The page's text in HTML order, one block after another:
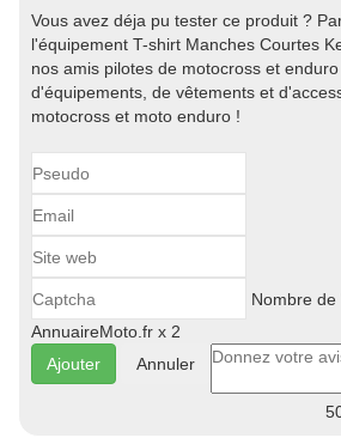
Vous avez déja pu tester ce produit ?
l'équipement T-shirt Manches Courtes
nos amis pilotes de motocross et
d'équipements, de vêtements et
motocross et moto enduro !
Nombre de
AnnuaireMoto.fr x 2
Annuler